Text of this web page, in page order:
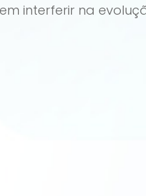
interferir na